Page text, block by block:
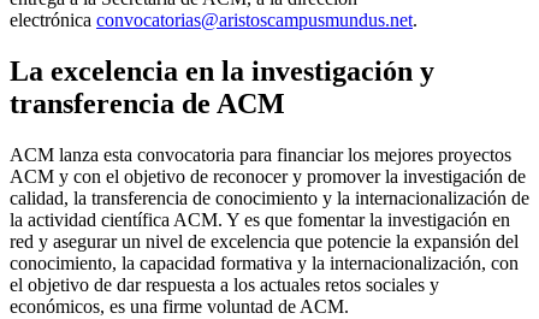
electrónica convocatorias@aristoscampusmundus.net.
La excelencia en la investigación y
transferencia de ACM
ACM lanza esta convocatoria para financiar los mejores proyectos
ACM y con el objetivo de reconocer y promover la investigación de
calidad, la transferencia de conocimiento y la internacionalización de
la actividad científica ACM. Y es que fomentar la investigación en
red y asegurar un nivel de excelencia que potencie la expansión del
conocimiento, la capacidad formativa y la internacionalización, con
el objetivo de dar respuesta a los actuales retos sociales y
económicos, es una firme voluntad de ACM.